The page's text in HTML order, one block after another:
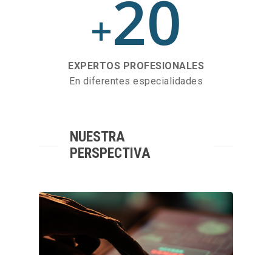
+20
EXPERTOS PROFESIONALES
En diferentes especialidades
NUESTRA
PERSPECTIVA